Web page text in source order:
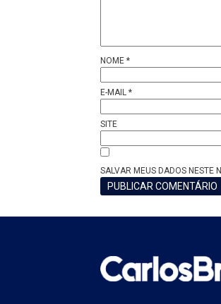
NOME *
E-MAIL *
SITE
SALVAR MEUS DADOS NESTE